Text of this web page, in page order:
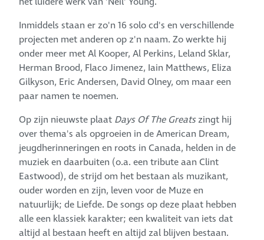
Inmiddels staan er zo'n 16 solo cd's en verschillende
projecten met anderen op z'n naam. Zo werkte hij
onder meer met Al Kooper, Al Perkins, Leland Sklar,
Herman Brood, Flaco Jimenez, Iain Matthews, Eliza
Gilkyson, Eric Andersen, David Olney, om maar een
paar namen te noemen.
Op zijn nieuwste plaat Days Of The Greatszingt hij
over thema's als opgroeien in de American Dream,
jeugdherinneringen en roots in Canada, helden in de
muziek en daarbuiten (o.a. een tribute aan Clint
Eastwood), de strijd om het bestaan als muzikant,
ouder worden en zijn, leven voor de Muze en
natuurlijk; de Liefde. De songs op deze plaat hebben
alle een klassiek karakter; een kwaliteit van iets dat
altijd al bestaan heeft en altijd zal blijven bestaan.